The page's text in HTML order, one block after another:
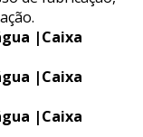
|Caixa
|Caixa
|Caixa